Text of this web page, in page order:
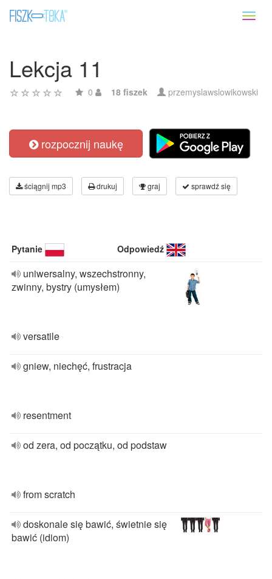
Lekcja 11
0 18 fiszek przemyslawslowikowski
rozpocznij naukę
ściągnij mp3 drukuj graj sprawdź się
Pytanie Odpowiedź
uniwersalny, wszechstronny,
zwinny, bystry (umysłem)
versatile
gniew, niechęć, frustracja
resentment
od zera, od początku, od podstaw
from scratch
doskonale się bawić, świetnie się
bawić (idiom)